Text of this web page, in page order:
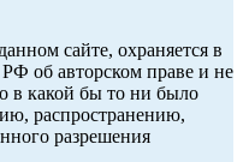
сайте, охраняется в
РФ об авторском праве и не
в какой бы то ни было
распространению,
разрешения